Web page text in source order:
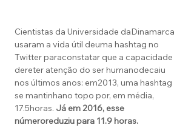
Cientistas da Universidade daDinamarca
usaram a vida útil deuma hashtag no
Twitter paraconstatar que a capacidade
dereter atenção do ser humanodecaiu
nos últimos anos: em2013, uma hashtag
se mantinhano topo por, em média,
17.5horas. Já em 2016, esse
númeroreduziu para 11.9 horas.